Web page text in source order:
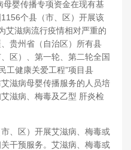
婴传播专项资金在现有基
个县（市、区）开展该
艾滋病流行疫情相对严重的
贵州省（自治区）所有县
区）、第一轮、第二轮全国
工健康关爱工程”项目县
滋病母婴传播服务的人员培
滋病、梅毒及乙型 肝炎检
、区）开展艾滋病、梅毒或
干预服务。艾滋病、梅毒或